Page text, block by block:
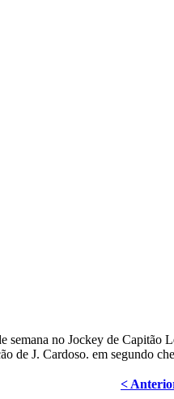
no Jockey de
J. Cardoso. em segundo
<